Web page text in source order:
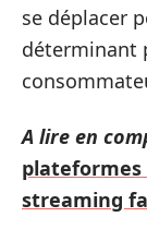
se déplacer
déterminant
A lire en
streaming